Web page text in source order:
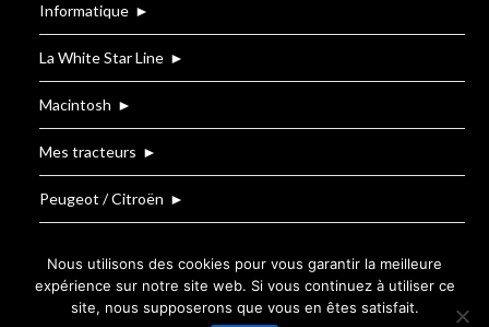
Informatique ►
La White Star Line ►
Macintosh ►
Mes tracteurs ►
Peugeot / Citroën ►
Nous utilisons des cookies pour vous garantir la meilleure
expérience sur notre site web. Si vous continuez à utiliser ce
site, nous supposerons que vous en êtes satisfait.